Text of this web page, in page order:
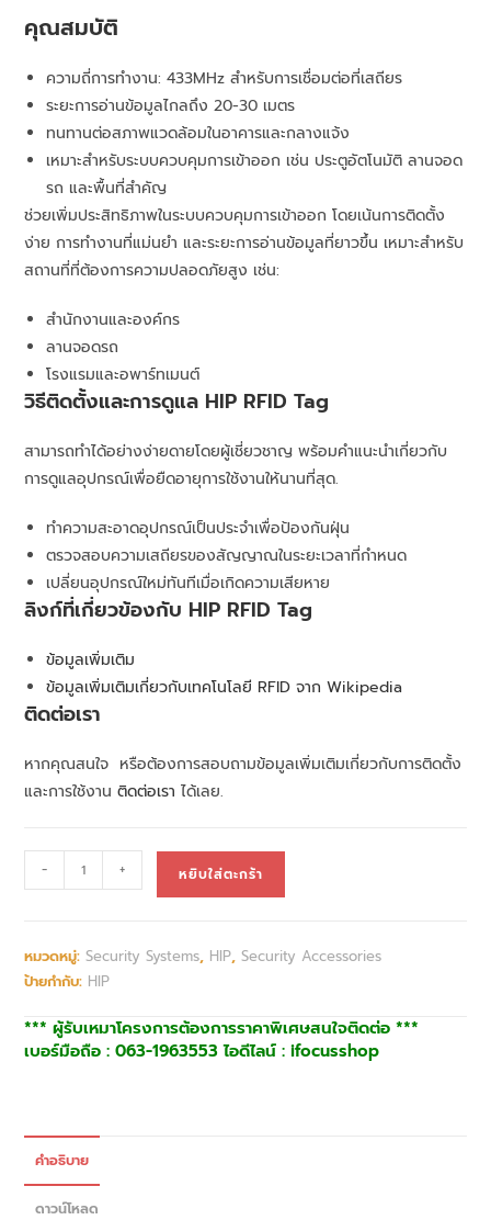
คุณสมบัติ
ความถี่การทำงาน: 433MHz สำหรับการเชื่อมต่อที่เสถียร
ระยะการอ่านข้อมูลไกลถึง 20-30 เมตร
ทนทานต่อสภาพแวดล้อมในอาคารและกลางแจ้ง
เหมาะสำหรับระบบควบคุมการเข้าออก เช่น ประตูอัตโนมัติ ลานจอด
รถ และพื้นที่สำคัญ
ช่วยเพิ่มประสิทธิภาพในระบบควบคุมการเข้าออก โดยเน้นการติดตั้ง
ง่าย การทำงานที่แม่นยำ และระยะการอ่านข้อมูลที่ยาวขึ้น เหมาะสำหรับ
สถานที่ที่ต้องการความปลอดภัยสูง เช่น:
สำนักงานและองค์กร
ลานจอดรถ
โรงแรมและอพาร์ทเมนต์
วิธีติดตั้งและการดูแล HIP RFID Tag
สามารถทำได้อย่างง่ายดายโดยผู้เชี่ยวชาญ พร้อมคำแนะนำเกี่ยวกับ
การดูแลอุปกรณ์เพื่อยืดอายุการใช้งานให้นานที่สุด.
ทำความสะอาดอุปกรณ์เป็นประจำเพื่อป้องกันฝุ่น
ตรวจสอบความเสถียรของสัญญาณในระยะเวลาที่กำหนด
เปลี่ยนอุปกรณ์ใหม่ทันทีเมื่อเกิดความเสียหาย
ลิงก์ที่เกี่ยวข้องกับ HIP RFID Tag
ข้อมูลเพิ่มเติม
ข้อมูลเพิ่มเติมเกี่ยวกับเทคโนโลยี RFID จาก Wikipedia
ติดต่อเรา
หากคุณสนใจ หรือต้องการสอบถามข้อมูลเพิ่มเติมเกี่ยวกับการติดตั้ง
และการใช้งานติดต่อเรา ได้เลย.
- + หยิบใส่ตะกร้า
หมวดหมู่:Security Systems, HIP,Security Accessories
ป้ายกำกับ: HIP
*** ผู้รับเหมาโครงการต้องการราคาพิเศษสนใจติดต่อ ***
เบอร์มือถือ : 063-1963553 ไอดีไลน์ : ifocusshop
คำอธิบาย
ดาวน์โหลด